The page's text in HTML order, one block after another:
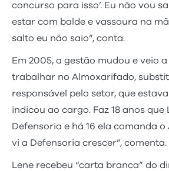
concurso para isso’. Eu não vou
estar com balde e vassoura na
salto eu não saio”, conta.
Em 2005, a gestão mudou e veio
trabalhar no Almoxarifado,
responsável pelo setor, que
indicou ao cargo. Faz 18 anos que
Defensoria e há 16 ela comanda o
vi a Defensoria crescer”, comenta.
Lene recebeu “carta branca” do